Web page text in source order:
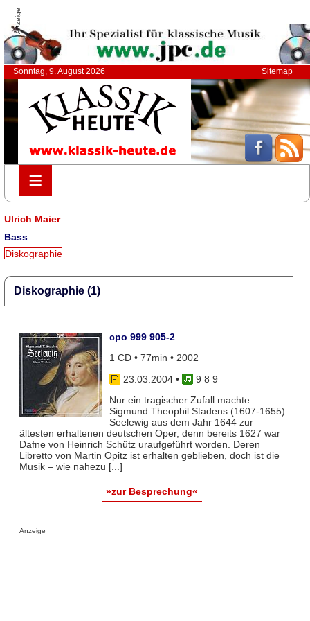
Anzeige
Sonntag, 9. August 2026 Sitemap
≡
≡
Ulrich Maier
Bass
Diskographie
Diskographie (1)
cpo 999 905-2
1 CD • 77min • 2002
23.03.2004•
9 8 9
Nur ein tragischer Zufall machte
Sigmund Theophil Stadens (1607-1655)
Seelewig aus dem Jahr 1644 zur
ältesten erhaltenen deutschen Oper, denn bereits 1627 war
Dafne von Heinrich Schütz uraufgeführt worden. Deren
Libretto von Martin Opitz ist erhalten geblieben, doch ist die
Musik – wie nahezu [...]
»zur Besprechung«
Anzeige